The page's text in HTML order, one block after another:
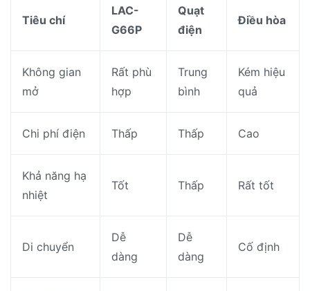
Tiêu chí
LAC-
G66P
Quạt
điện
Điều hòa
Không gian
mở
Rất phù
hợp
Trung
bình
Kém hiệu
quả
Chi phí điện Thấp Thấp Cao
Khả năng hạ
nhiệt
Tốt Thấp Rất tốt
Di chuyển
Dễ
dàng
Dễ
dàng
Cố định